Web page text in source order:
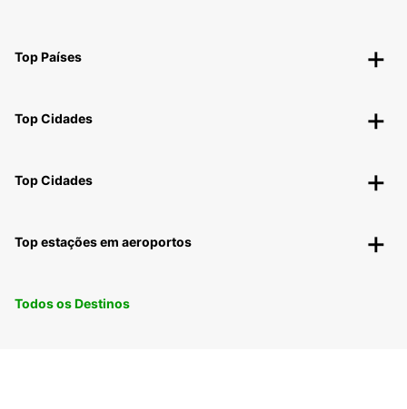
Top Países
Top Cidades
Top Cidades
Top estações em aeroportos
Todos os Destinos